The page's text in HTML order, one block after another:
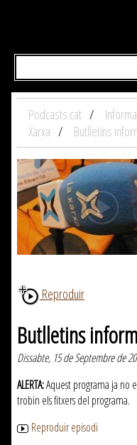
Podcasts.cat
Xarxa
Butlletins
Reproduir
Butlletins
Dissabte, 15 de Septembre de
ALERTA:Aquest programa ja no
trobin els fitxers del programa.
Reproduir episodi